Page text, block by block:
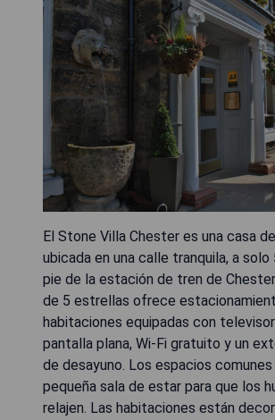
El Stone Villa Chester es una casa
ubicada en una calle tranquila, a solo
pie de la estación de tren de
de 5 estrellas ofrece
habitaciones equipadas con
pantalla plana, Wi-Fi gratuito y un
de desayuno. Los espacios comunes
pequeña sala de estar para que los
relajen. Las habitaciones están